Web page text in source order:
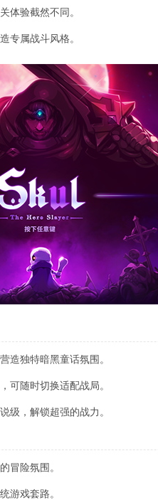
体验截然不同。
专属战斗风格。
造独特暗黑童话氛围。
可随时切换适配战局。
级，解锁超强的战力。
冒险氛围。
游戏套路。